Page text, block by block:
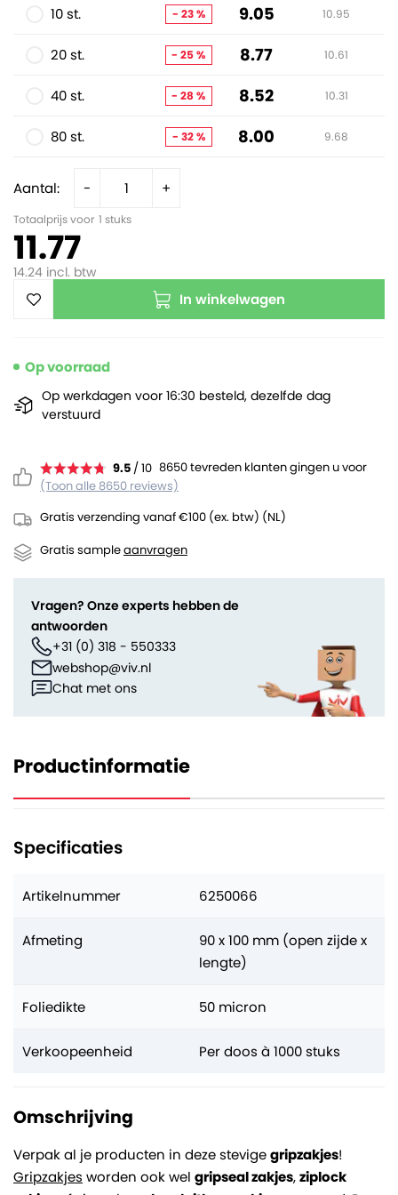
Aantal: - +
Totaalprijs voor 1 stuks
11.77
14.24 incl. btw
In winkelwagen
9.5 / 10 8650 tevreden klanten gingen u voor
(Toon alle 8650 reviews)
Gratis verzending vanaf €100 (ex. btw) (NL)
Gratis sampleaanvragen
10 st. - 23 % 9.05 10.95
20 st. - 25 % 8.77 10.61
40 st. - 28 % 8.52 10.31
80 st. - 32 % 8.00 9.68
Op voorraad
Op werkdagen voor 16:30 besteld, dezelfde dag
verstuurd
Vragen? Onze experts hebben de
antwoorden
+31 (0) 318 - 550333
webshop@viv.nl
Chat met ons
Productinformatie
Specificaties
Artikelnummer 6250066
Afmeting
90 x 100 mm (open zijde x
lengte)
Foliedikte 50 micron
Verkoopeenheid Per doos à 1000 stuks
Omschrijving
Verpak al je producten in deze stevigegripzakjes!
Gripzakjes worden ook wel gripseal zakjes,ziplock